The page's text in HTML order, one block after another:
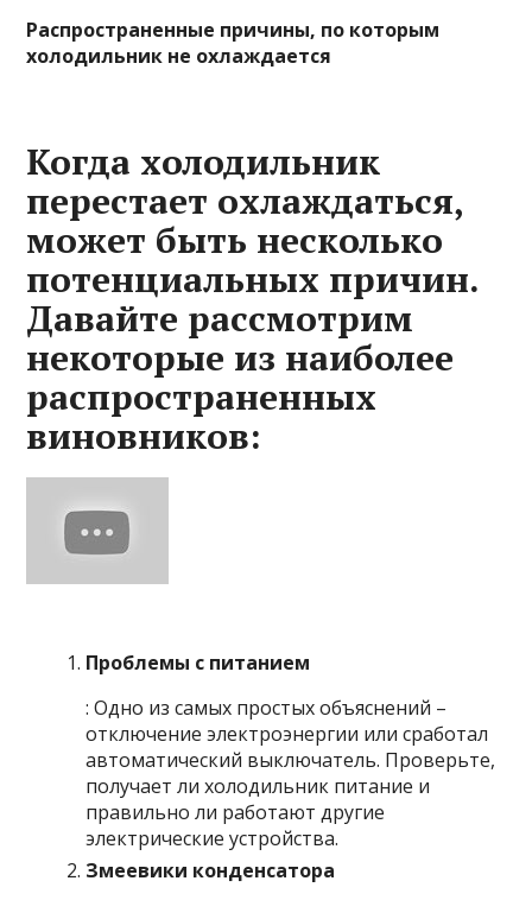
Распространенные причины, по которым
холодильник не охлаждается
Когда холодильник
перестает охлаждаться,
может быть несколько
потенциальных причин.
Давайте рассмотрим
некоторые из наиболее
распространенных
виновников:
Проблемы с питанием
: Одно из самых простых объяснений –
отключение электроэнергии или сработал
автоматический выключатель. Проверьте,
получает ли холодильник питание и
правильно ли работают другие
электрические устройства.
Змеевики конденсатора